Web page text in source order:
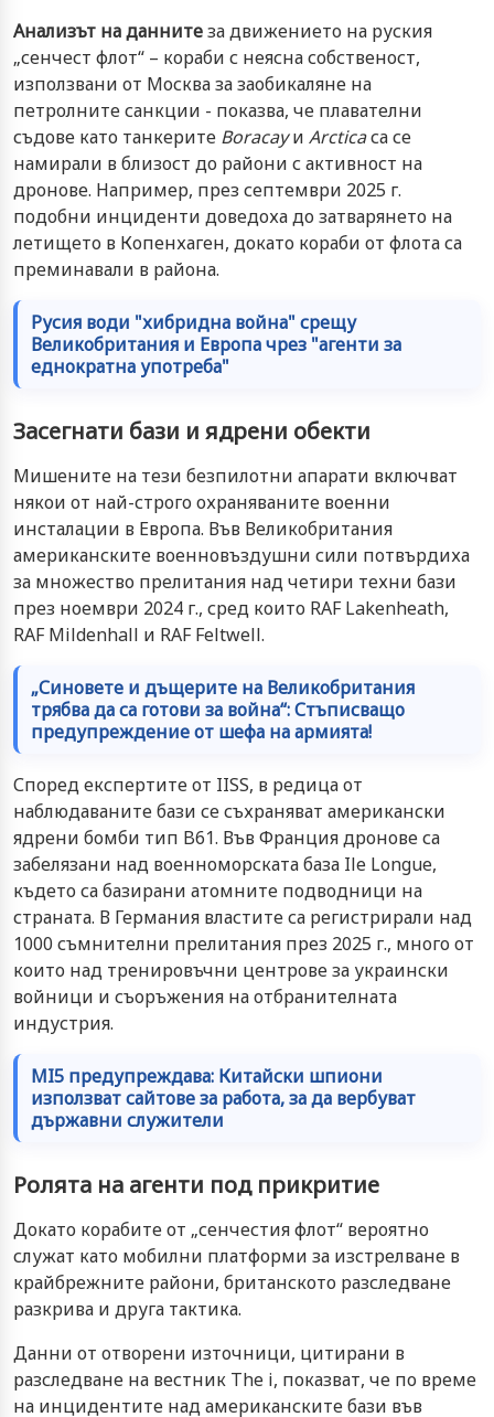
Анализът на даннитеза движението на руския
„сенчест флот“ – кораби с неясна собственост,
използвани от Москва за заобикаляне на
петролните санкции - показва, че плавателни
съдове като танкерите Boracayи Arcticaса се
намирали в близост до райони с активност на
дронове. Например, през септември 2025 г.
подобни инциденти доведоха до затварянето на
летището в Копенхаген, докато кораби от флота са
преминавали в района.
Русия води "хибридна война" срещу
Великобритания и Европа чрез "агенти за
еднократна употреба"
Засегнати бази и ядрени обекти
Мишените на тези безпилотни апарати включват
някои от най-строго охраняваните военни
инсталации в Европа. Във Великобритания
американските военновъздушни сили потвърдиха
за множество прелитания над четири техни бази
през ноември 2024 г., сред които RAF Lakenheath,
RAF Mildenhall и RAF Feltwell.
„Синовете и дъщерите на Великобритания
трябва да са готови за война“: Стъписващо
предупреждение от шефа на армията!
Според експертите от IISS, в редица от
наблюдаваните бази се съхраняват американски
ядрени бомби тип B61. Във Франция дронове са
забелязани над военноморската база Ile Longue,
където са базирани атомните подводници на
страната. В Германия властите са регистрирали над
1000 съмнителни прелитания през 2025 г., много от
които над тренировъчни центрове за украински
войници и съоръжения на отбранителната
индустрия.
MI5 предупреждава: Китайски шпиони
използват сайтове за работа, за да вербуват
държавни служители
Ролята на агенти под прикритие
Докато корабите от „сенчестия флот“ вероятно
служат като мобилни платформи за изстрелване в
крайбрежните райони, британското разследване
разкрива и друга тактика.
Данни от отворени източници, цитирани в
разследване на вестник The i, показват, че по време
на инцидентите над американските бази във